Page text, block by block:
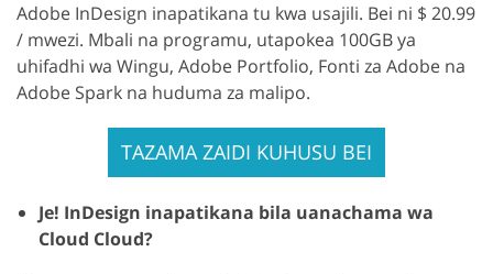
Adobe InDesign inapatikana tu kwa usajili. Bei ni $ 20.99
/ mwezi. Mbali na programu, utapokea 100GB ya
uhifadhi wa Wingu, Adobe Portfolio, Fonti za Adobe na
Adobe Spark na huduma za malipo.
TAZAMA ZAIDI KUHUSU BEI
Je! InDesign inapatikana bila uanachama wa
Cloud Cloud?